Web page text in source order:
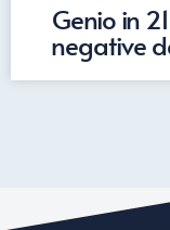
Genio in
negative